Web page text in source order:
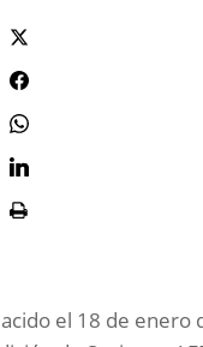
el 18 de enero